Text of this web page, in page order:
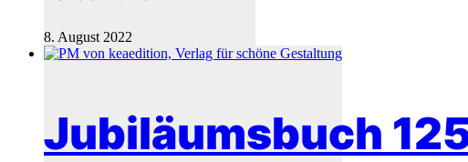
8. August 2022
Jubiläumsbuch